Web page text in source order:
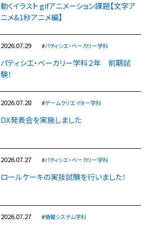
動くイラスト gifアニメーション課題【文字ア
ニメ&1秒アニメ編】
2026.07.29 #パティシエ・ベーカリー学科
パティシエ・ベーカリー学科２年 前期試
験！
2026.07.28 #ゲームクリエイター学科
DX発表会を実施しました
2026.07.27 #パティシエ・ベーカリー学科
ロールケーキの実技試験を行いました！
2026.07.27 #情報システム学科